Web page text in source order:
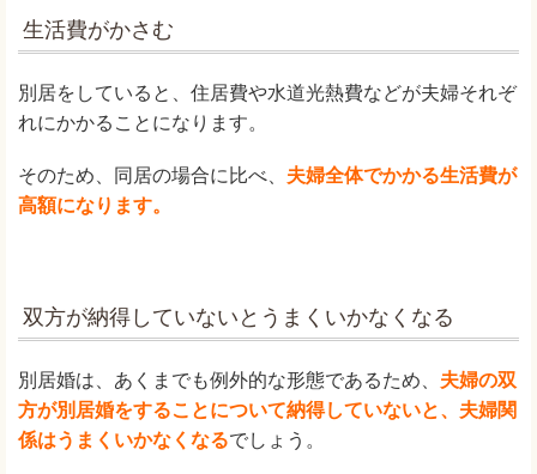
生活費がかさむ
別居をしていると、住居費や水道光熱費などが夫婦それぞ
れにかかることになります。
そのため、同居の場合に比べ、 夫婦全体でかかる生活費が
高額になります。
双方が納得していないとうまくいかなくなる
別居婚は、あくまでも例外的な形態であるため、 夫婦の双
方が別居婚をすることについて納得していないと、夫婦関
係はうまくいかなくなるでしょう。